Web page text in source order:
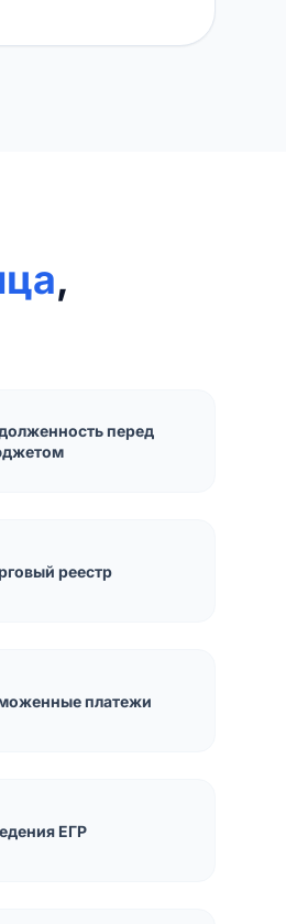
,
перед
реестр
платежи
ЕГР